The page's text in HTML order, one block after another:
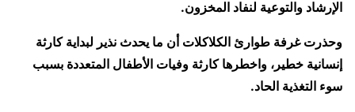
الإرشاد والتوعية لنفاد المخزون.
وحذرت غرفة طوارئ الكلاكلات أن ما يحدث نذير لبداية كارثة
إنسانية خطير، واخطرها كارثة وفيات الأطفال المتعددة بسبب
سوء التغذية الحاد.